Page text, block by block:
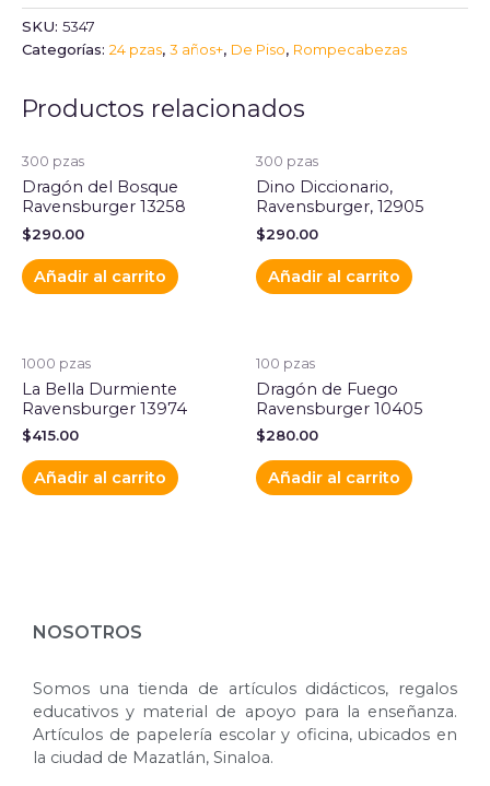
SKU: 5347
Categorías: 24 pzas, 3 años+, De Piso, Rompecabezas
Productos relacionados
300 pzas
Dragón del Bosque
Ravensburger 13258
$290.00
Añadir al carrito
300 pzas
Dino Diccionario,
Ravensburger, 12905
$290.00
Añadir al carrito
1000 pzas
La Bella Durmiente
Ravensburger 13974
$415.00
Añadir al carrito
100 pzas
Dragón de Fuego
Ravensburger 10405
$280.00
Añadir al carrito
NOSOTROS
Somos una tienda de artículos didácticos, regalos
educativos y material de apoyo para la enseñanza.
Artículos de papelería escolar y oficina, ubicados en
la ciudad de Mazatlán, Sinaloa.